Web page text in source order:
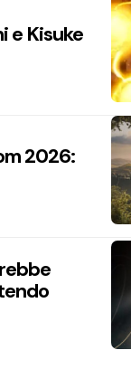
e Kisuke
2026: